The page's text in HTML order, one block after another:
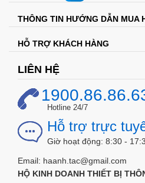
THÔNG TIN HƯỚNG DẪN MUA
HỖ TRỢ KHÁCH HÀNG
LIÊN HỆ
Hotline 24/7
Hỗ trợ trực
Giờ hoạt động: 8:30 -
Email: haanh.tac@gmail.com
HỘ KINH DOANH THIẾT BỊ